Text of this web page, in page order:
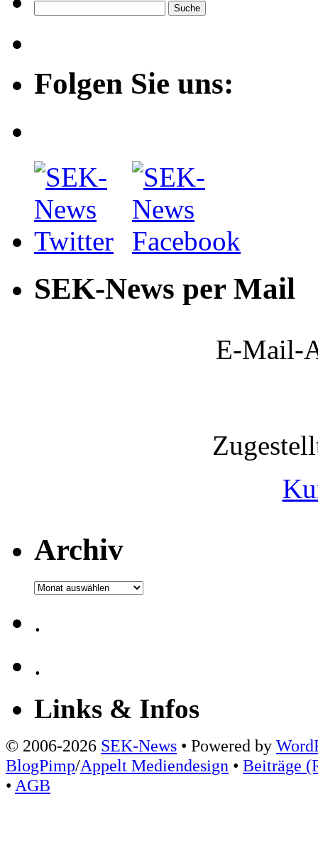
Folgen Sie uns:
SEK-News per Mail
E-Mail-
Archiv
Archiv
.
.
Links & Infos
© 2006-2026 SEK-News • Powered by
BlogPimp/Appelt Mediendesign • Beiträge
• AGB